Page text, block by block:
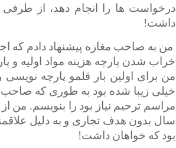
درخواست ها را انجام دهد، از
داشت!
من به صاحب مغازه پیشنهاد دادم که
خراب شدن پارچه هزینه مواد اولیه و
من برای اولین بار قلمو پارچه
خیلی زیبا شده بود به طوری که
سال بدون هدف تجاری و به دلیل
بود که خواهان داشت!